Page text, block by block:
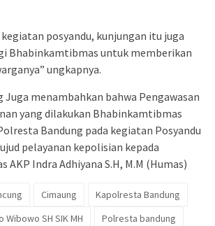
posyandu, kunjungan itu juga
Bhabinkamtibmas untuk memberikan
ungkapnya.
Juga menambahkan bahwa Pengawasan
yang dilakukan Bhabinkamtibmas
Bandung pada kegiatan Posyandu
pelayanan kepolisian kepada
AKP Indra Adhiyana S.H, M.M (Humas)
Cimaung
Kapolresta Bandung
SH SIK MH
Polresta bandung